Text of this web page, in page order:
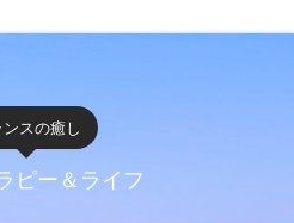
ンスの癒し
ピー＆ライフ